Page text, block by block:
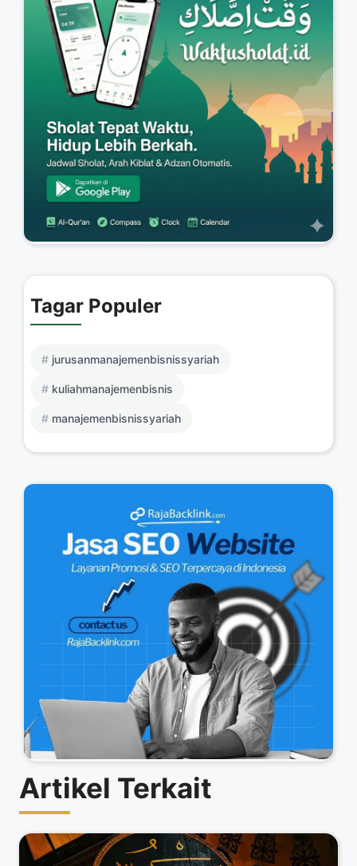
Tagar Populer
jurusanmanajemenbisnissyariah
kuliahmanajemenbisnis
manajemenbisnissyariah
Artikel Terkait